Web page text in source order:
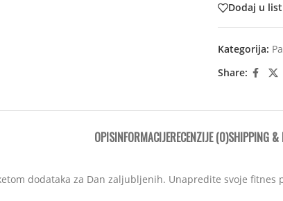
Dodaj u
Kategorija:
Share:
OPISINFORMACIJERECENZIJE (0)SHIPPING &
dodataka za Dan zaljubljenih. Unapredite svoje